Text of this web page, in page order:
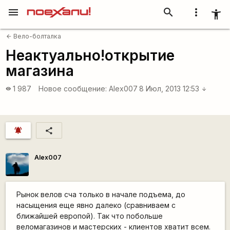
more_vert accessibility_new
search
menu
arrow_back Вело-болталка
Неактуально!открытие
магазина
visibility 1 987 Новое сообщение: Alex007 8 Июл, 2013 12:53 arrow_downward
notifications_active share
Alex007
Рынок велов сча только в начале подъема, до
насыщения еще явно далеко (сравниваем с
ближайшей европой). Так что побольше
веломагазинов и мастерских - клиентов хватит всем.